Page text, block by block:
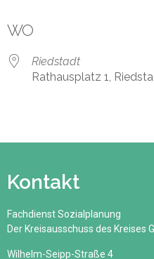
WO
Riedstadt
Rathausplatz 1,
Kontakt
Fachdienst Sozialplanung
Der Kreisausschuss des Kreises
Wilhelm-Seipp-Straße 4